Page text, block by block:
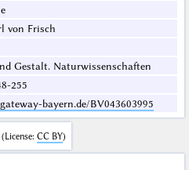
von Frisch
Gestalt. Naturwissenschaften
255
bayern.de/BV043603995
(License: CC BY)